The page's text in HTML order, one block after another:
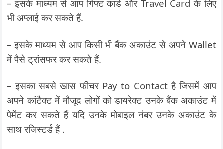
– इसके माध्यम से आप गिफ्ट कार्ड और Travel Card के लिए
भी अप्लाई कर सकते हैं.
– इसके माध्यम से आप किसी भी बैंक अकाउंट से अपने Wallet
में पैसे ट्रांसफर कर सकते हैं.
– इसका सबसे खास फीचर Pay to Contact है जिसमें आप
अपने कांटैक्ट में मौजूद लोगों को डायरेक्ट उनके बैंक अकाउंट में
पेमेंट कर सकते हैं यदि उनके मोबाइल नंबर उनके अकाउंट के
साथ रजिस्टर्ड हैं .